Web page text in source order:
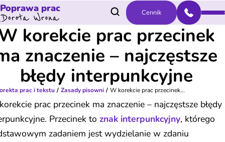
Poprawa prac Cennik
korekcie prac przecinek
znaczenie – najczęstsze
błędy interpunkcyjne
prac i tekstu Zasady pisowni W korekcie prac przecinek...
prac przecinek ma znaczenie – najczęstsze błędy
Przecinek to znak interpunkcyjny, którego
zadaniem jest wydzielanie w zdaniu